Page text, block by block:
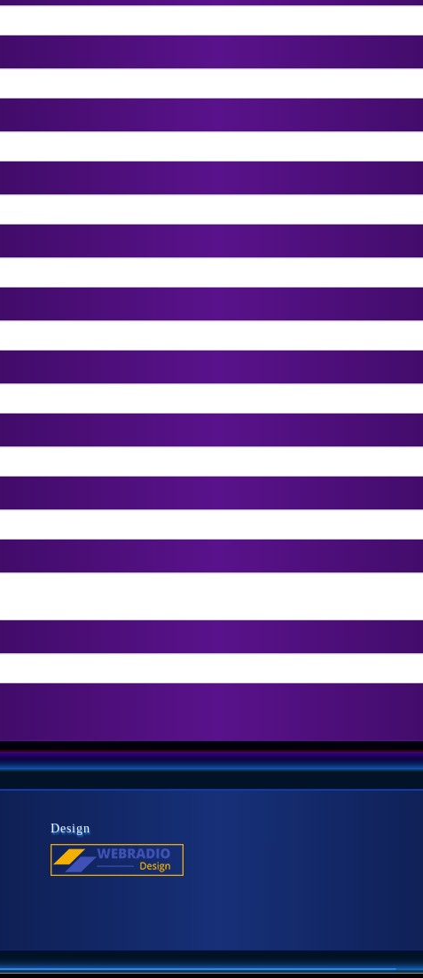
Design